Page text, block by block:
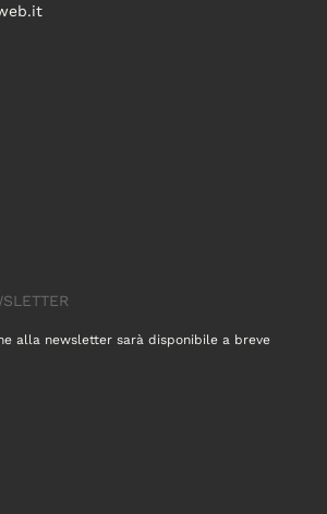
alla newsletter sarà disponibile a breve